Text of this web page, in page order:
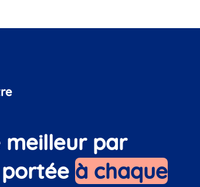
meilleur par
portée à chaque